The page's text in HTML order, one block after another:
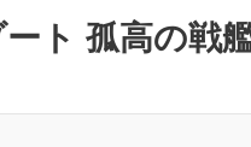
ト 孤高の戦